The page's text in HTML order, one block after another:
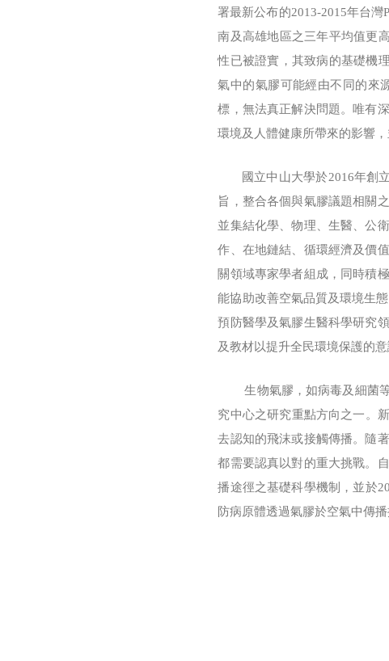
署最新公布的2013-2015年台
南及高雄地區之三年平均值更
性已被證實，其致病的基礎機
氣中的氣膠可能經由不同的來
標，無法真正解決問題。唯有
環境及人體健康所帶來的影響，
國立中山大學於2016年創立
旨，整合各個與氣膠議題相關
並集結化學、物理、生醫、公
作、在地鏈結、循環經濟及價
關領域專家學者組成，同時積
能協助改善空氣品質及環境生
預防醫學及氣膠生醫科學研究
及教材以提升全民環境保護的
生物氣膠，如病毒及細菌等
究中心之研究重點方向之一。
去認知的飛沫或接觸傳播。隨
都需要認真以對的重大挑戰。
播途徑之基礎科學機制，並於
防病原體透過氣膠於空氣中傳